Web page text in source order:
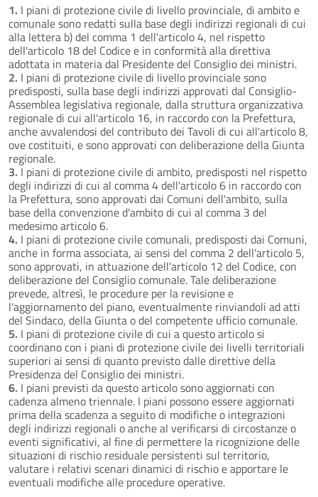
1. I piani di protezione civile di livello provinciale, di ambito e
comunale sono redatti sulla base degli indirizzi regionali di cui
alla lettera b) del comma 1 dell'articolo 4, nel rispetto
dell'articolo 18 del Codice e in conformità alla direttiva
adottata in materia dal Presidente del Consiglio dei ministri.
2. I piani di protezione civile di livello provinciale sono
predisposti, sulla base degli indirizzi approvati dal Consiglio-
Assemblea legislativa regionale, dalla struttura organizzativa
regionale di cui all'articolo 16, in raccordo con la Prefettura,
anche avvalendosi del contributo dei Tavoli di cui all'articolo 8,
ove costituiti, e sono approvati con deliberazione della Giunta
regionale.
3. I piani di protezione civile di ambito, predisposti nel rispetto
degli indirizzi di cui al comma 4 dell'articolo 6 in raccordo con
la Prefettura, sono approvati dai Comuni dell'ambito, sulla
base della convenzione d'ambito di cui al comma 3 del
medesimo articolo 6.
4. I piani di protezione civile comunali, predisposti dai Comuni,
anche in forma associata, ai sensi del comma 2 dell'articolo 5,
sono approvati, in attuazione dell'articolo 12 del Codice, con
deliberazione del Consiglio comunale. Tale deliberazione
prevede, altresì, le procedure per la revisione e
l'aggiornamento del piano, eventualmente rinviandoli ad atti
del Sindaco, della Giunta o del competente ufficio comunale.
5. I piani di protezione civile di cui a questo articolo si
coordinano con i piani di protezione civile dei livelli territoriali
superiori ai sensi di quanto previsto dalle direttive della
Presidenza del Consiglio dei ministri.
6. I piani previsti da questo articolo sono aggiornati con
cadenza almeno triennale. I piani possono essere aggiornati
prima della scadenza a seguito di modifiche o integrazioni
degli indirizzi regionali o anche al verificarsi di circostanze o
eventi significativi, al fine di permettere la ricognizione delle
situazioni di rischio residuale persistenti sul territorio,
valutare i relativi scenari dinamici di rischio e apportare le
eventuali modifiche alle procedure operative.